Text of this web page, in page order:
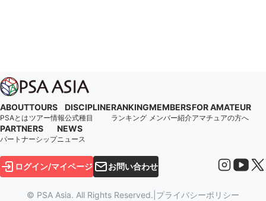
ABOUT
PSAとは
TOURS
ツアー情報
DISCIPLINE
公式種目
RANKING
ランキング
MEMBERS
メンバー紹介
FOR AMATEUR
アマチュアの方へ
PARTNERS
パートナーシップ
NEWS
ニュース
ログイン/マイページ お問い合わせ
© PSA Asia. All Rights Reserved. プライバシーポリシー